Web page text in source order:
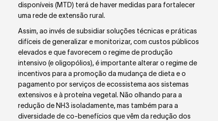
disponíveis (MTD) terá de haver medidas para fortalecer
uma rede de extensão rural.
Assim, ao invés de subsidiar soluções técnicas e práticas
difíceis de generalizar e monitorizar, com custos públicos
elevados e que favorecem o regime de produção
intensivo (e oligopólios), é importante alterar o regime de
incentivos para a promoção da mudança de dieta e o
pagamento por serviços de ecossistema aos sistemas
extensivos e à proteína vegetal. Não olhando para a
redução de NH3 isoladamente, mas também para a
diversidade de co-benefícios que vêm da redução dos